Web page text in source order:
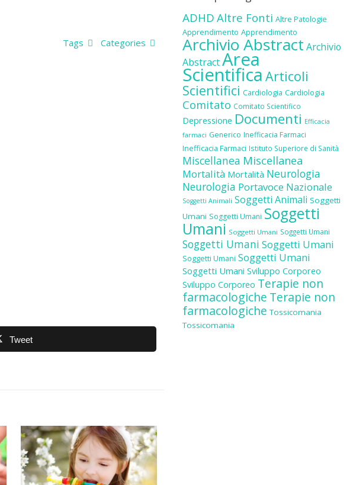
Categories
Tags
Tweet
ADHD Altre Fonti Altre Patologie
Apprendimento Apprendimento
Archivio Abstract Archivio
AbstractArea
Scientifica Articoli
Scientifici Cardiologia Cardiologia
Comitato Comitato Scientifico
Depressione Documenti Efficacia
farmaci Generico Inefficacia Farmaci
Inefficacia Farmaci Istituto Superiore di Sanità
Miscellanea Miscellanea
Mortalità Mortalità Neurologia
Neurologia Portavoce Nazionale
Soggetti Animali Soggetti Animali Soggetti
Umani Soggetti Umani Soggetti
Umani Soggetti Umani Soggetti Umani
Soggetti Umani Soggetti Umani
Soggetti Umani Soggetti Umani
Soggetti Umani Sviluppo Corporeo
Sviluppo Corporeo Terapie non
farmacologiche Terapie non
farmacologiche Tossicomania
Tossicomania